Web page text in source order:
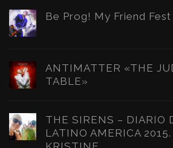
Be Prog! My Friend Fest
ANTIMATTER «THE
TABLE»
THE SIRENS – DIARIO
LATINO AMERICA